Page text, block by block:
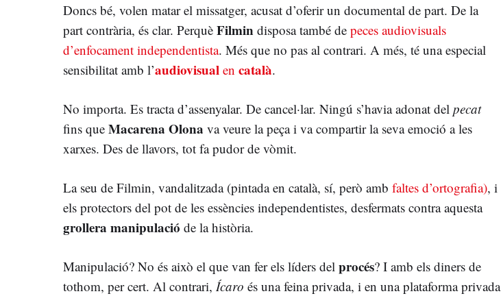
Doncs bé, volen matar el missatger, acusat d’oferir un documental de part. De la
part contrària, és clar. Perquè Filmin disposa també de peces audiovisuals
d’enfocament independentista. Més que no pas al contrari. A més, té una especial
sensibilitat amb l’audiovisual en català.
No importa. Es tracta d’assenyalar. De cancel·lar. Ningú s’havia adonat del pecat
fins que Macarena Olona va veure la peça i va compartir la seva emoció a les
xarxes. Des de llavors, tot fa pudor de vòmit.
La seu de Filmin, vandalitzada (pintada en català, sí, però amb faltes d’ortografia), i
els protectors del pot de les essències independentistes, desfermats contra aquesta
grollera manipulació de la història.
Manipulació? No és això el que van fer els líders del procés? I amb els diners de
tothom, per cert. Al contrari, Ícaro és una feina privada, i en una plataforma privada